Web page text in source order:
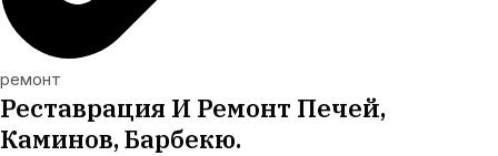
ремонт
Реставрация И Ремонт Печей,
Каминов, Барбекю.